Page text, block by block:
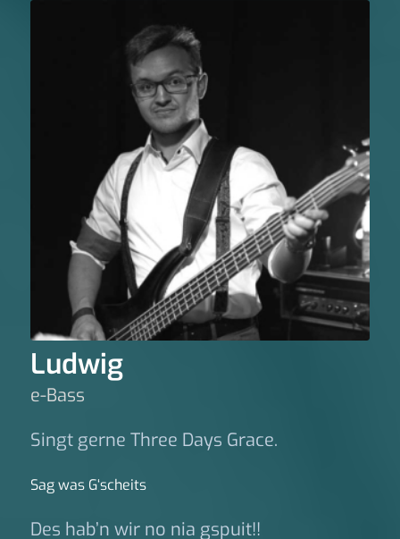
Ludwig
e-Bass
Singt gerne Three Days Grace.
Sag was G‘scheits
Des hab’n wir no nia gspuit!!